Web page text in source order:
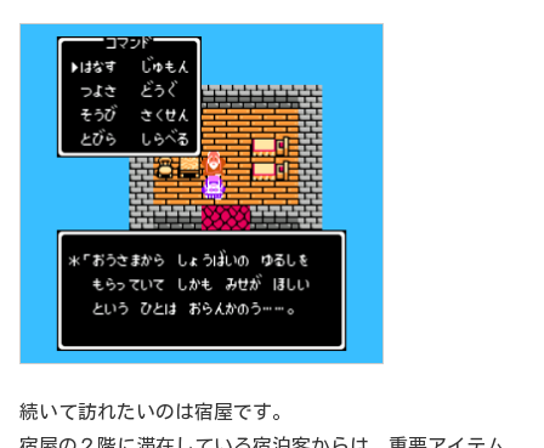
続いて訪れたいのは宿屋です。